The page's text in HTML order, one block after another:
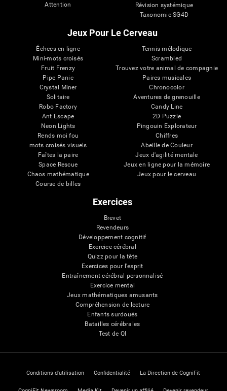
Attention
Révision systémique
Taxonomie SG4D
Jeux Pour Le Cerveau
Échecs en ligne
Mini-mots croisés
Fruit Frenzy
Pipe Panic
Crystal Miner
Solitaire
Robo Factory
Ant Escape
Neon Lights
Rends moi fou
mots croisés visuels
Faîtes la paire
Space Rescue
Chaos mathématique
Course de billes
Tennis mélodique
Scrambled
Trouvez votre animal de compagnie
Paires musicales
Chronocolor
Aventures de grenouille
Candy Line
2D Puzzle
Pingouin Explorateur
Chiffres
Abeille de Couleur
Jeux d'agilité mentale
Jeux en ligne pour la mémoire
Jeux pour le cerveau
Exercices
Brevet
Revendeurs
Développement cognitif
Exercice cérébral
Quizz pour la tête
Exercices pour l'esprit
Entraînement cérébral personnalisé
Exercice mental
Jeux mathématiques amusants
Compréhension de lecture
Enfants surdoués
Batailles cérébrales
Test de QI
Conditions d'utilisation Confidentialité La Direction de CogniFit